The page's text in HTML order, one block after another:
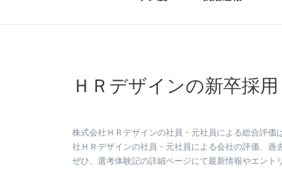
ＨＲデザインの新卒採
株式会社ＨＲデザインの社員・元社員による総合評
社ＨＲデザインの社員・元社員による会社の評価、過
ぜひ、選考体験記の詳細ページにて最新情報やエント